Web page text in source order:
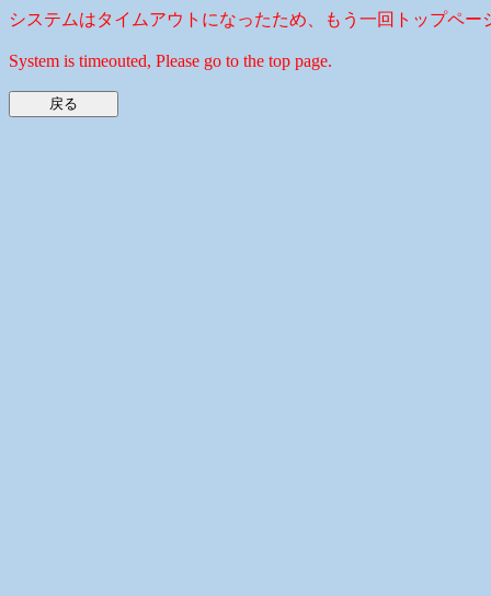
システムはタイムアウトになったため、もう一回トップペー
System is timeouted, Please go to the top page.